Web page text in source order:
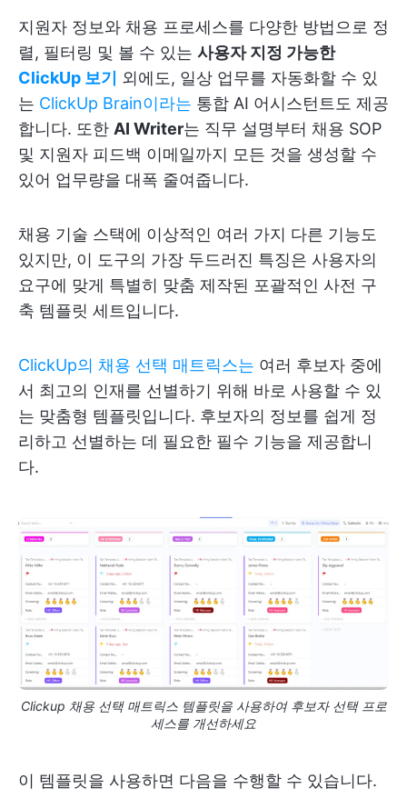
지원자 정보와 채용 프로세스를 다양한 방법으로 정
렬, 필터링 및 볼 수 있는 사용자 지정 가능한
ClickUp 보기
외에도, 일상 업무를 자동화할 수 있
는 ClickUp Brain이라는 통합 AI 어시스턴트도 제공
합니다. 또한 AI Writer는 직무 설명부터 채용 SOP
및 지원자 피드백 이메일까지 모든 것을 생성할 수
있어 업무량을 대폭 줄여줍니다.
채용 기술 스택에 이상적인 여러 가지 다른 기능도
있지만, 이 도구의 가장 두드러진 특징은 사용자의
요구에 맞게 특별히 맞춤 제작된 포괄적인 사전 구
축 템플릿 세트입니다.
ClickUp의 채용 선택 매트릭스는 여러 후보자 중에
서 최고의 인재를 선별하기 위해 바로 사용할 수 있
는 맞춤형 템플릿입니다. 후보자의 정보를 쉽게 정
리하고 선별하는 데 필요한 필수 기능을 제공합니
다.
Clickup 채용 선택 매트릭스 템플릿을 사용하여 후보자 선택 프로
세스를 개선하세요
이 템플릿을 사용하면 다음을 수행할 수 있습니다.